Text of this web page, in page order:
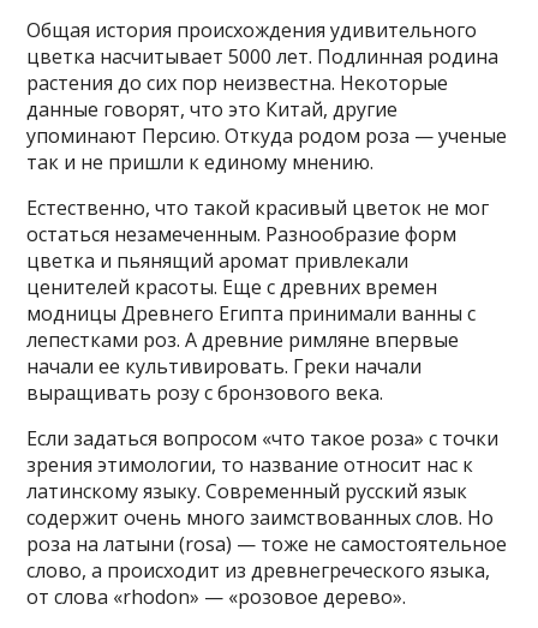
Общая история происхождения удивительного
цветка насчитывает 5000 лет. Подлинная родина
растения до сих пор неизвестна. Некоторые
данные говорят, что это Китай, другие
упоминают Персию. Откуда родом роза — ученые
так и не пришли к единому мнению.
Естественно, что такой красивый цветок не мог
остаться незамеченным. Разнообразие форм
цветка и пьянящий аромат привлекали
ценителей красоты. Еще с древних времен
модницы Древнего Египта принимали ванны с
лепестками роз. А древние римляне впервые
начали ее культивировать. Греки начали
выращивать розу с бронзового века.
Если задаться вопросом «что такое роза» с точки
зрения этимологии, то название относит нас к
латинскому языку. Современный русский язык
содержит очень много заимствованных слов. Но
роза на латыни (rosa) — тоже не самостоятельное
слово, а происходит из древнегреческого языка,
от слова «rhodon» — «розовое дерево».